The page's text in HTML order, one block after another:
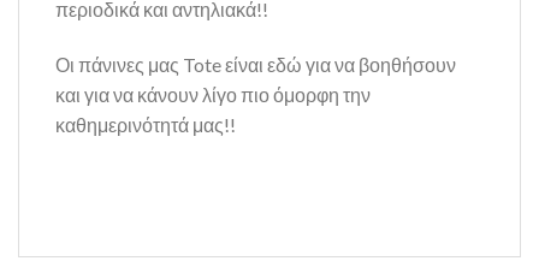
περιοδικά και αντηλιακά!!
Οι πάνινες μας Tote είναι εδώ για να βοηθήσουν
και για να κάνουν λίγο πιο όμορφη την
καθημερινότητά μας!!